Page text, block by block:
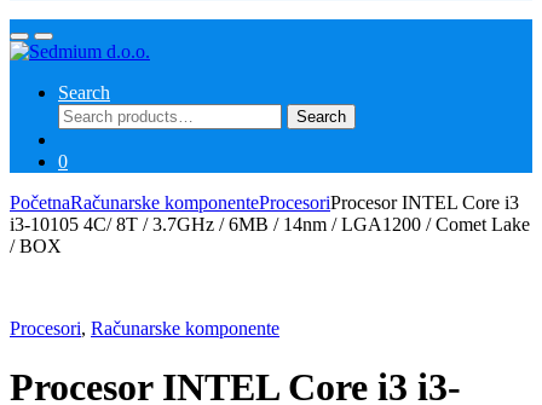
Search
Search
for:
Search
0
PočetnaRačunarske komponenteProcesoriProcesor INTEL Core i3
i3-10105 4C/ 8T / 3.7GHz / 6MB / 14nm / LGA1200 / Comet Lake
/ BOX
Procesori, Računarske komponente
Procesor INTEL Core i3 i3-